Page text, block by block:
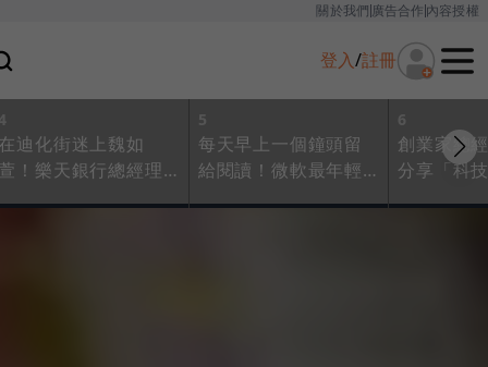
關於我們廣告合作內容授權
登入/註冊
迪化街迷上魏如
！樂天銀行總經理
5
每天早上一個鐘頭留
給閱讀！微軟最年輕
6
創業家總
分享「科